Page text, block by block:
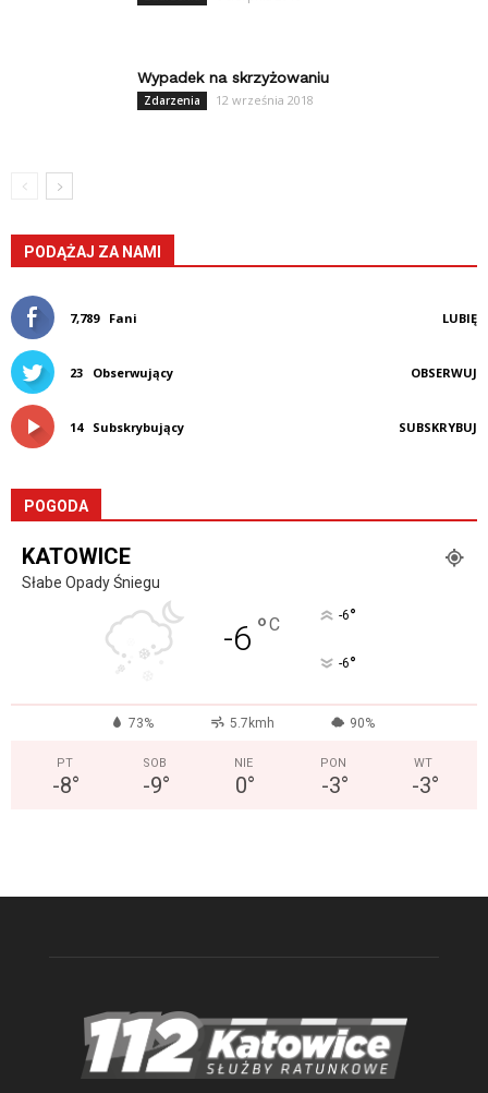
Wypadek na skrzyżowaniu
Zdarzenia 12 września 2018
PODĄŻAJ ZA NAMI
7,789 Fani LUBIĘ
23 Obserwujący OBSERWUJ
14 Subskrybujący SUBSKRYBUJ
POGODA
KATOWICE
Słabe Opady Śniegu
-6 °C -6°
-6°
73% 5.7kmh 90%
PT
-8°
SOB
-9°
NIE
0°
PON
-3°
WT
-3°